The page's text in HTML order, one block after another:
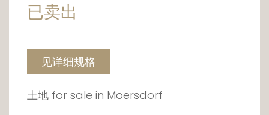
已卖出
见详细规格
土地 for sale in Moersdorf